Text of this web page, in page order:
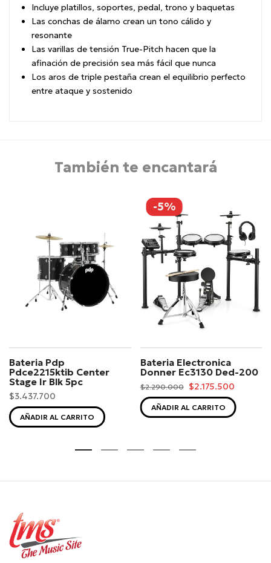
Incluye platillos, soportes, pedal, trono y baquetas
Las conchas de álamo crean un tono cálido y
resonante
Las varillas de tensión True-Pitch hacen que la
afinación de precisión sea más fácil que nunca
Los aros de triple pestaña crean el equilibrio perfecto
entre ataque y sostenido
También te encantará
Bateria Pdp
Pdce2215ktib Center
Stage Ir Blk 5pc
$3.437.700
AÑADIR AL CARRITO
-5%
Bateria Electronica
Donner Ec3130 Ded-200
$2.290.000 $2.175.500
AÑADIR AL CARRITO